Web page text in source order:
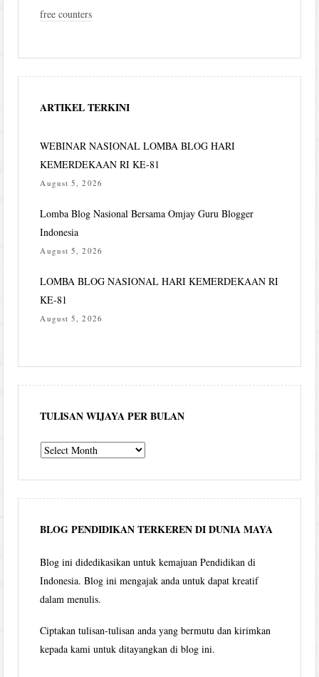
free counters
ARTIKEL TERKINI
WEBINAR NASIONAL LOMBA BLOG HARI
KEMERDEKAAN RI KE-81
August 5, 2026
Lomba Blog Nasional Bersama Omjay Guru Blogger
Indonesia
August 5, 2026
LOMBA BLOG NASIONAL HARI KEMERDEKAAN RI
KE-81
August 5, 2026
TULISAN WIJAYA PER BULAN
Tulisan
per
bulan
BLOG PENDIDIKAN TERKEREN DI DUNIA MAYA
Blog ini didedikasikan untuk kemajuan Pendidikan di
Indonesia. Blog ini mengajak anda untuk dapat kreatif
dalam menulis.
Ciptakan tulisan-tulisan anda yang bermutu dan kirimkan
kepada kami untuk ditayangkan di blog ini.